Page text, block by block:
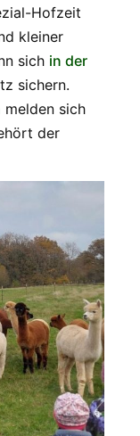
Hofzeit
kleiner
sich in der
sichern.
melden sich
der